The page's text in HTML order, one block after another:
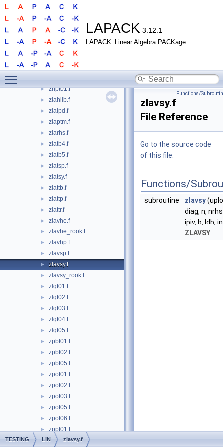
LAPACK 3.12.1
LAPACK: Linear Algebra PACKage
zgtt02.f
zgtt05.f
► zhet01.f
► zhet01_3.f
zhet01_aa.f
► zhpt01.f
► zlahilb.f
► zlaipd.f
► zlaptm.f
► zlarhs.f
► zlatb4.f
► zlatb5.f
► zlatsp.f
► zlatsy.f
► zlattb.f
► zlattp.f
► zlattr.f
► zlavhe.f
► zlavhe_rook.f
► zlavhp.f
► zlavsp.f
► zlavsy.f
► zlavsy_rook.f
► zlqt01.f
► zlqt02.f
► zlqt03.f
► zlqt04.f
► zlqt05.f
► zpbt01.f
► zpbt02.f
► zpbt05.f
► zpot01.f
► zpot02.f
► zpot03.f
► zpot05.f
► zpot06.f
► zppt01.f
► zppt02.f
Functions/
zlavsy.f
File Reference
Go to the source code
of this file.
Functions/
subroutine zlavsy
diag, n,
ipiv, b, ldb,
ZLAVSY
TESTING LIN zlavsy.f